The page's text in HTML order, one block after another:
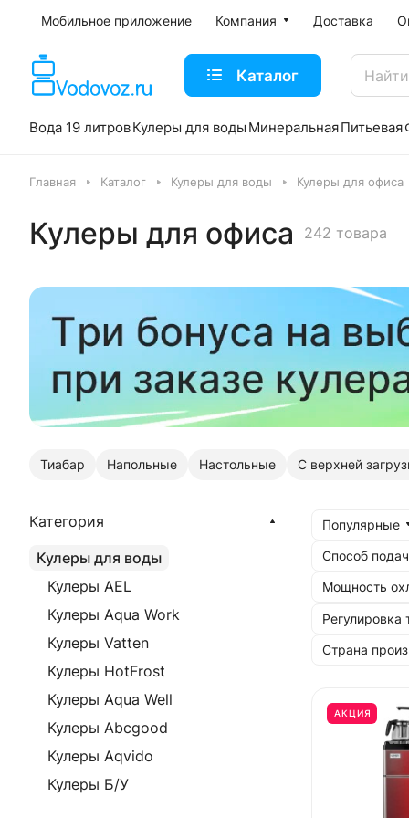
Мобильное приложение Компания Доставка
Каталог
Вода 19 литровКулеры для воды МинеральнаяПитьевая
Главная Каталог Кулеры для воды Кулеры для офиса
Кулеры для офиса 242 товара
Тиабар Напольные Настольные С верхней
Популярные
Способ
Мощность
Страна
АКЦИЯ
Категория
Кулеры для воды
Кулеры AEL
Кулеры Aqua Work
Кулеры Vatten
Кулеры HotFrost
Кулеры Aqua Well
Кулеры Abcgood
Кулеры Aqvido
Кулеры Б/У